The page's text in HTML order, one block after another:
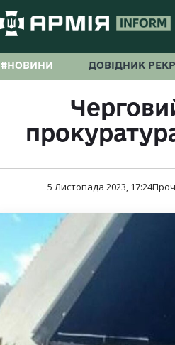
#НОВИНИ ДОВІДНИК
5 Листопада 2023, 17:24